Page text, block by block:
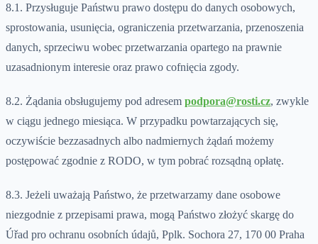
8.1. Przysługuje Państwu prawo dostępu do danych osobowych,
sprostowania, usunięcia, ograniczenia przetwarzania, przenoszenia
danych, sprzeciwu wobec przetwarzania opartego na prawnie
uzasadnionym interesie oraz prawo cofnięcia zgody.
8.2. Żądania obsługujemy pod adresem podpora@rosti.cz, zwykle
w ciągu jednego miesiąca. W przypadku powtarzających się,
oczywiście bezzasadnych albo nadmiernych żądań możemy
postępować zgodnie z RODO, w tym pobrać rozsądną opłatę.
8.3. Jeżeli uważają Państwo, że przetwarzamy dane osobowe
niezgodnie z przepisami prawa, mogą Państwo złożyć skargę do
Úřad pro ochranu osobních údajů, Pplk. Sochora 27, 170 00 Praha